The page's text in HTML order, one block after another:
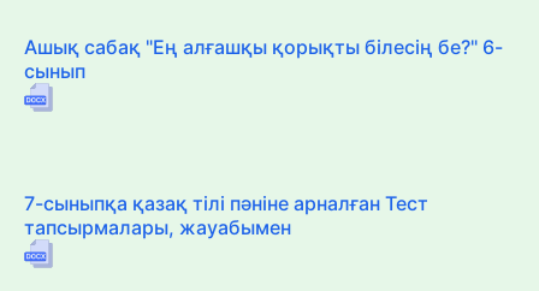
Ашық сабақ "Ең алғашқы қорықты білесің бе?" 6-
сынып
7-сыныпқа қазақ тілі пәніне арналған Тест
тапсырмалары, жауабымен